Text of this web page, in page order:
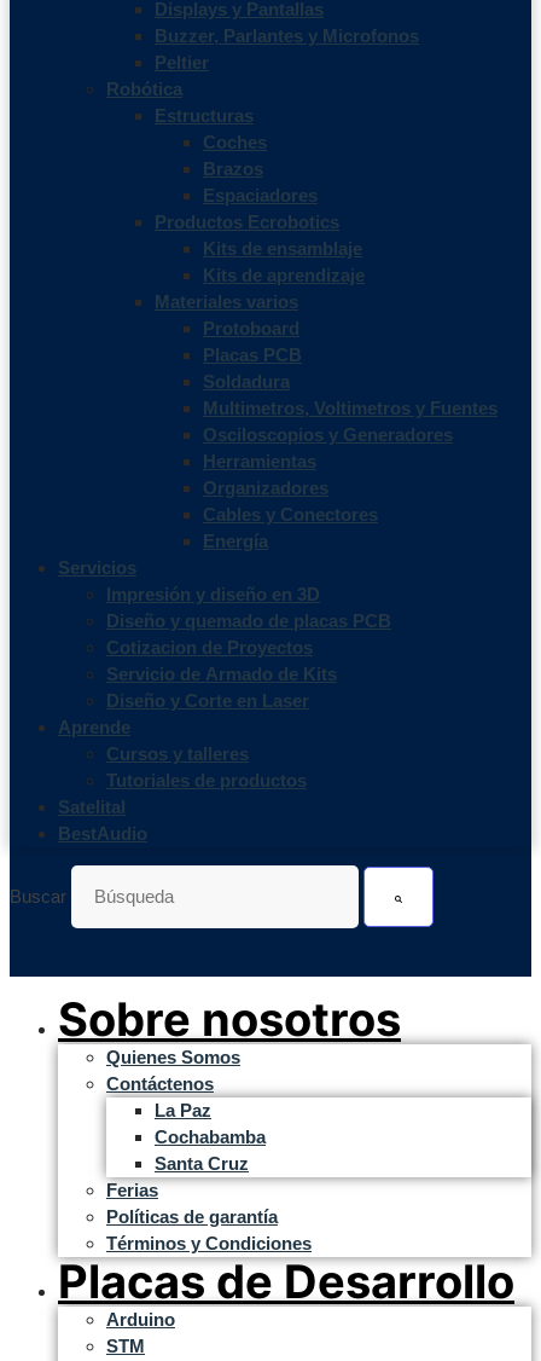
Displays y Pantallas
Buzzer, Parlantes y Microfonos
Peltier
Robótica
Estructuras
Coches
Brazos
Espaciadores
Productos Ecrobotics
Kits de ensamblaje
Kits de aprendizaje
Materiales varios
Protoboard
Placas PCB
Soldadura
Multimetros, Voltimetros y Fuentes
Osciloscopios y Generadores
Herramientas
Organizadores
Cables y Conectores
Energía
Servicios
Impresión y diseño en 3D
Diseño y quemado de placas PCB
Cotizacion de Proyectos
Servicio de Armado de Kits
Diseño y Corte en Laser
Aprende
Cursos y talleres
Tutoriales de productos
Satelital
BestAudio
Buscar
Sobre nosotros
Quienes Somos
Contáctenos
La Paz
Cochabamba
Santa Cruz
Ferias
Políticas de garantía
Términos y Condiciones
Placas de Desarrollo
Arduino
STM